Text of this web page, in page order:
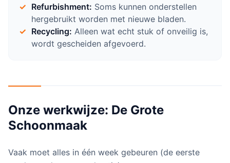
Refurbishment: Soms kunnen onderstellen
hergebruikt worden met nieuwe bladen.
Recycling: Alleen wat echt stuk of onveilig is,
wordt gescheiden afgevoerd.
Onze werkwijze: De Grote
Schoonmaak
Vaak moet alles in één week gebeuren (de eerste